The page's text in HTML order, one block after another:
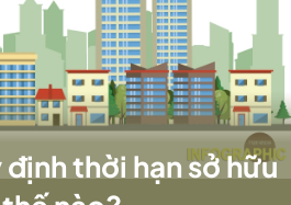
thời hạn sở hữu